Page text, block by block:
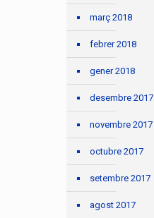
març 2018
febrer 2018
gener 2018
desembre 2017
novembre 2017
octubre 2017
setembre 2017
agost 2017